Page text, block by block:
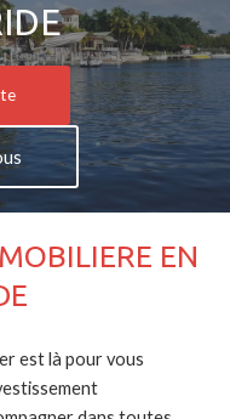
EN
est là pour vous